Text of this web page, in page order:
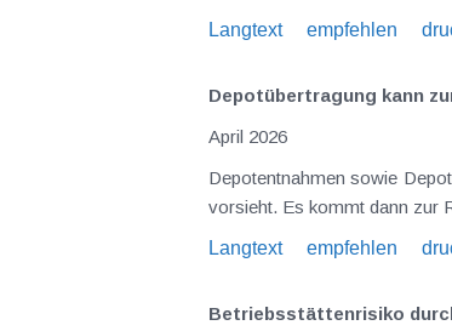
Langtext
empfehlen
Depotübertragung kann
April 2026
Depotentnahmen sowie
vorsieht. Es kommt dann zur
Langtext
empfehlen
Betriebsstättenrisiko